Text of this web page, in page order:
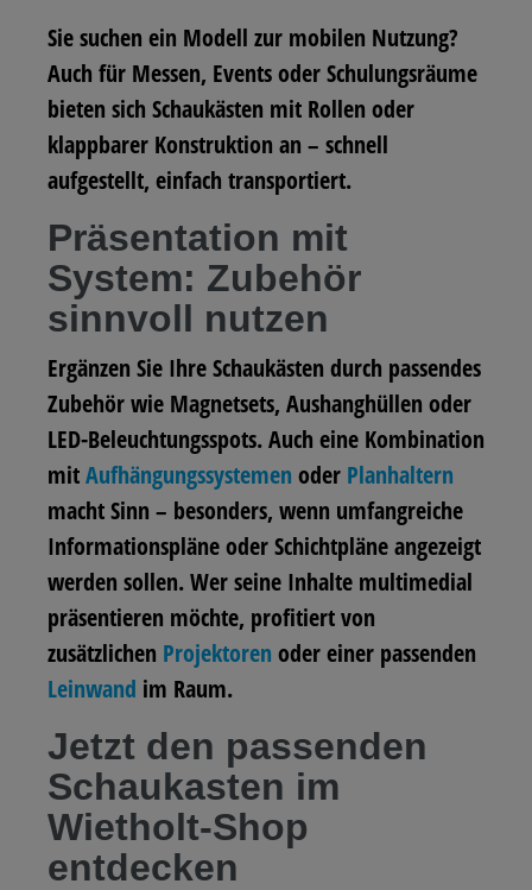
Sie suchen ein Modell zur mobilen Nutzung?
Auch für Messen, Events oder Schulungsräume
bieten sich Schaukästen mit Rollen oder
klappbarer Konstruktion an – schnell
aufgestellt, einfach transportiert.
Präsentation mit
System: Zubehör
sinnvoll nutzen
Ergänzen Sie Ihre Schaukästen durch passendes
Zubehör wie Magnetsets, Aushanghüllen oder
LED-Beleuchtungsspots. Auch eine Kombination
mitAufhängungssystemen oder Planhaltern
macht Sinn – besonders, wenn umfangreiche
Informationspläne oder Schichtpläne angezeigt
werden sollen. Wer seine Inhalte multimedial
präsentieren möchte, profitiert von
zusätzlichen Projektoren oder einer passenden
Leinwand im Raum.
Jetzt den passenden
Schaukasten im
Wietholt-Shop
entdecken